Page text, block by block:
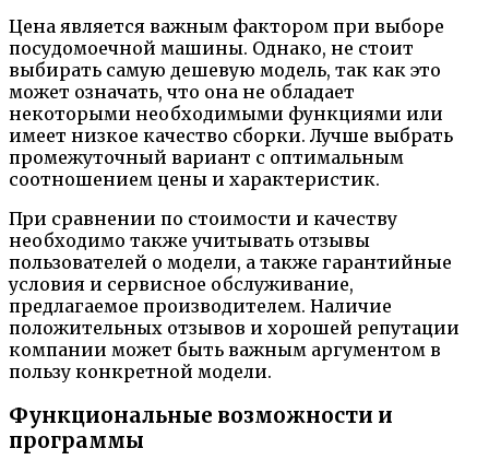
Цена является важным фактором при выборе
посудомоечной машины. Однако, не стоит
выбирать самую дешевую модель, так как это
может означать, что она не обладает
некоторыми необходимыми функциями или
имеет низкое качество сборки. Лучше выбрать
промежуточный вариант с оптимальным
соотношением цены и характеристик.
При сравнении по стоимости и качеству
необходимо также учитывать отзывы
пользователей о модели, а также гарантийные
условия и сервисное обслуживание,
предлагаемое производителем. Наличие
положительных отзывов и хорошей репутации
компании может быть важным аргументом в
пользу конкретной модели.
Функциональные возможности и
программы